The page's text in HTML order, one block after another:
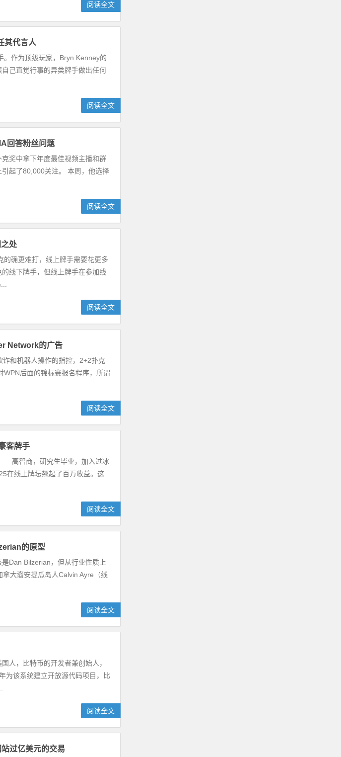
阅读全文
其代言人
。作为顶级玩家，Bryn Kenney的
己直觉行事的异类牌手做出任何
阅读全文
回答粉丝问题
奖中拿下年度最佳视频主播和群
起了80,000关注。 本周，他选择
阅读全文
处
的确更难打，线上牌手需要花更多
线下牌手，但线上牌手在参加线
阅读全文
Network的广告
和机器人操作的指控，2+2扑克
后面的锦标赛报名程序，所谓
阅读全文
客牌手
高智商，研究生毕业，加入过冰
在线上牌坛翘起了百万收益。这
阅读全文
的原型
Dan Bilzerian，但从行业性质上
大裔安提瓜岛人Calvin Ayre（线
阅读全文
人，比特币的开发者兼创始人，
为该系统建立开放源代码项目，比
阅读全文
过亿美元的交易